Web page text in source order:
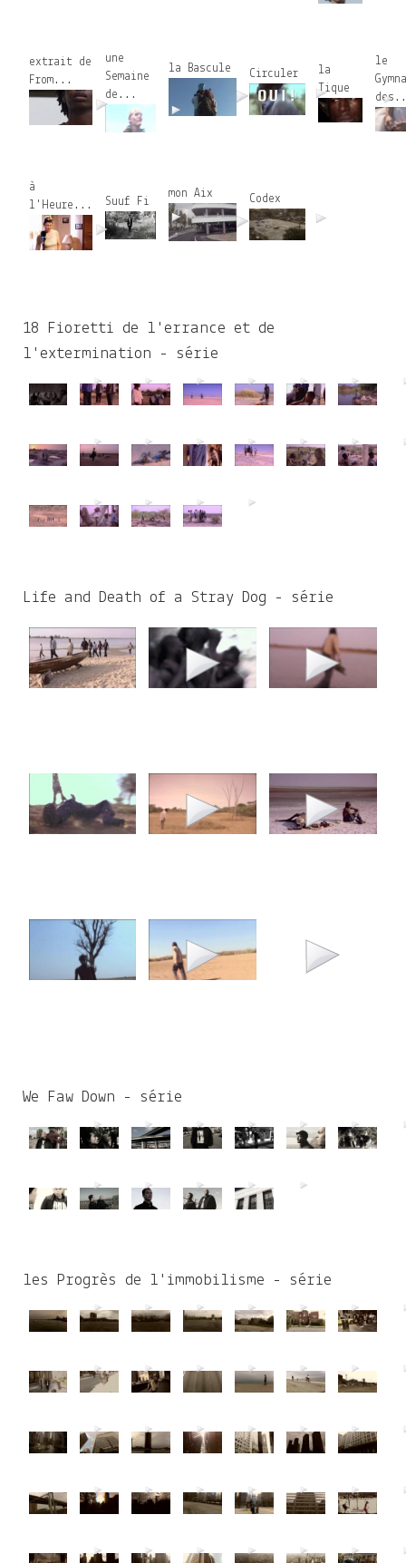
extrait de
From...
une
Semaine
de...
la Bascule Circuler
la
Tique
le
à
l'Heure...
Suuf Fi
mon Aix Codex
18 Fioretti de l'errance et de
l'extermination - série
Life and Death of a Stray Dog - série
We Faw Down - série
les Progrès de l'immobilisme - série